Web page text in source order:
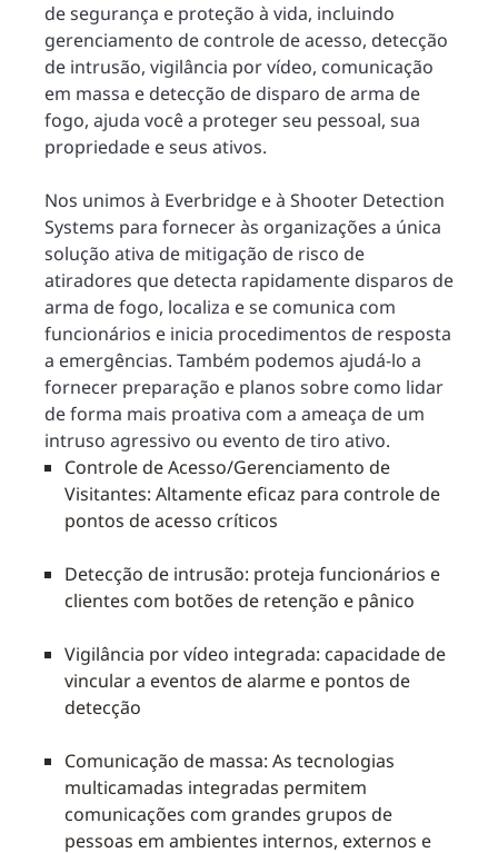
de segurança e proteção à vida, incluindo
gerenciamento de controle de acesso, detecção
de intrusão, vigilância por vídeo, comunicação
em massa e detecção de disparo de arma de
fogo, ajuda você a proteger seu pessoal, sua
propriedade e seus ativos.
Nos unimos à Everbridge e à Shooter Detection
Systems para fornecer às organizações a única
solução ativa de mitigação de risco de
atiradores que detecta rapidamente disparos de
arma de fogo, localiza e se comunica com
funcionários e inicia procedimentos de resposta
a emergências. Também podemos ajudá-lo a
fornecer preparação e planos sobre como lidar
de forma mais proativa com a ameaça de um
intruso agressivo ou evento de tiro ativo.
Controle de Acesso/Gerenciamento de
Visitantes: Altamente eficaz para controle de
pontos de acesso críticos
Detecção de intrusão: proteja funcionários e
clientes com botões de retenção e pânico
Vigilância por vídeo integrada: capacidade de
vincular a eventos de alarme e pontos de
detecção
Comunicação de massa: As tecnologias
multicamadas integradas permitem
comunicações com grandes grupos de
pessoas em ambientes internos, externos e